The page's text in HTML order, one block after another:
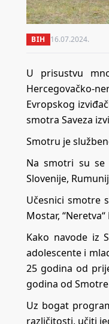
BIH 16.07.2024.
U prisustvu
Hercegovačko-
Evropskog
smotra Saveza
Smotru je
Na smotri su se
Slovenije,
Učesnici smotre
Mostar,
Kako navode iz
adolescente i
25 godina od
godina od
Uz bogat
različitosti, učiti